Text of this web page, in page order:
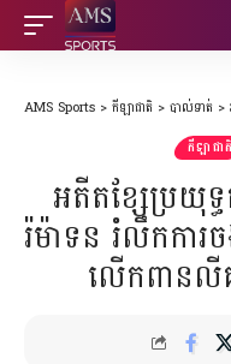
AMS Sports > កីឡាជាតិ > បាល់ទាត់ >
កីឡាជាតិ
អតីតខ្សែប្រយុ
រ៉ម៉ាទន រំលឹកការ
លើកពានលី